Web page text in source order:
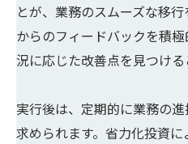
とが、業務のスムーズな移
からのフィードバックを積
況に応じた改善点を見つける
実行後は、定期的に業務の
求められます。省力化投資